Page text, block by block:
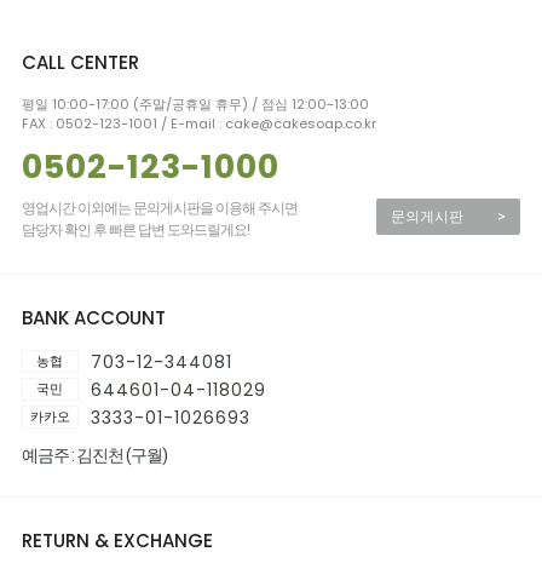
CALL CENTER
평일 10:00-17:00 (주말/공휴일 휴무) / 점심 12:00-13:00
FAX : 0502-123-1001 / E-mail : cake@cakesoap.co.kr
0502-123-1000
영업시간 이외에는 문의게시판을 이용해 주시면
담당자 확인 후 빠른 답변 도와드릴게요!
문의게시판 >
BANK ACCOUNT
농협 703-12-344081
국민 644601-04-118029
카카오 3333-01-1026693
예금주 : 김진천 (구월)
RETURN & EXCHANGE